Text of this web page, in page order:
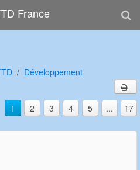
France
Développement
1 2 3 4 5 ... 17